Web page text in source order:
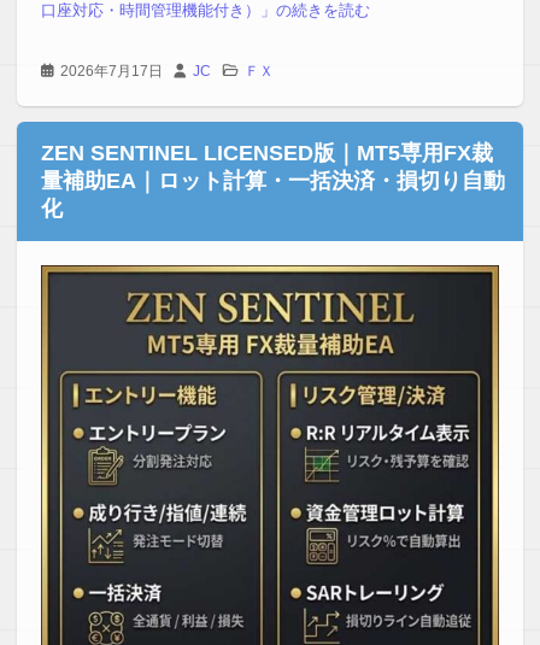
口座対応・時間管理機能付き）」の続きを読む
2026年7月17日 JC ＦＸ
ZEN SENTINEL LICENSED版｜MT5専用FX裁
量補助EA｜ロット計算・一括決済・損切り自動
化